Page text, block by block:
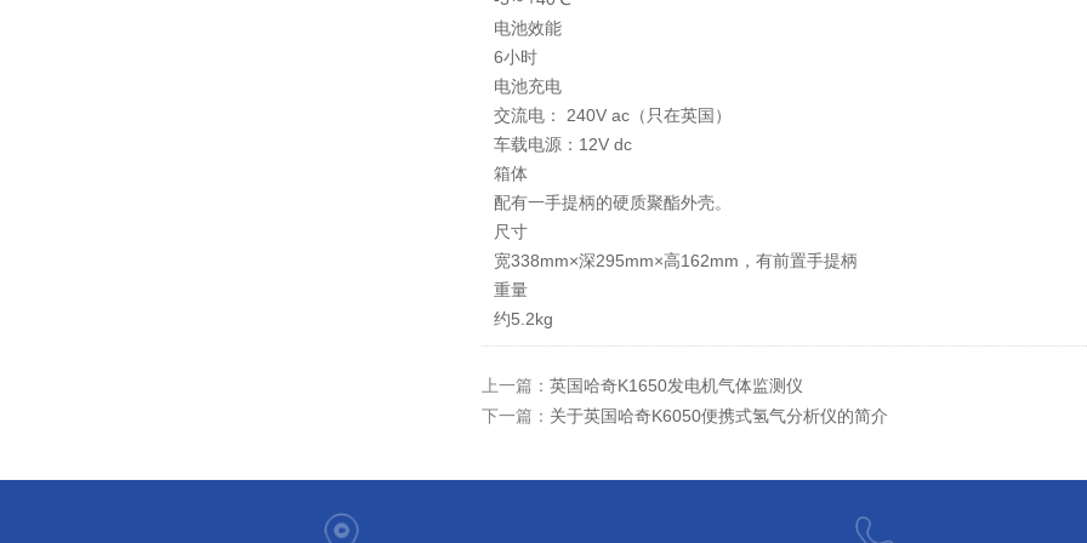
电池效能
6小时
电池充电
交流电： 240V ac（只在英国）
车载电源：12V dc
箱体
配有一手提柄的硬质聚酯外壳。
尺寸
宽338mm×深295mm×高162mm，有前置手提柄
重量
约5.2kg
上一篇： 英国哈奇K1650发电机气体监测仪
下一篇： 关于英国哈奇K6050便携式氢气分析仪的简介